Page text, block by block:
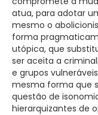
atua, para adotar
mesmo o
forma
utópica, que
ser aceita a
e grupos
mesma forma que
questão de
hierarquizantes de